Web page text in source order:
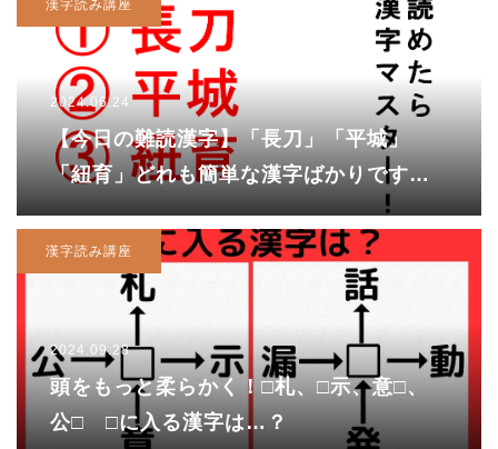
漢字読み講座
2024.06.24
【今日の難読漢字】「長刀」「平城」
「紐育」どれも簡単な漢字ばかりです
が・・・？
漢字読み講座
2024.09.28
頭をもっと柔らかく！□札、□示、意□、
公□ □に入る漢字は…？